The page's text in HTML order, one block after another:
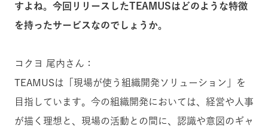
すよね。今回リリースしたTEAMUSはどのような特徴
を持ったサービスなのでしょうか。
コクヨ 尾内さん：
TEAMUSは「現場が使う組織開発ソリューション」を
目指しています。今の組織開発においては、経営や人事
が描く理想と、現場の活動との間に、認識や意図のギャ